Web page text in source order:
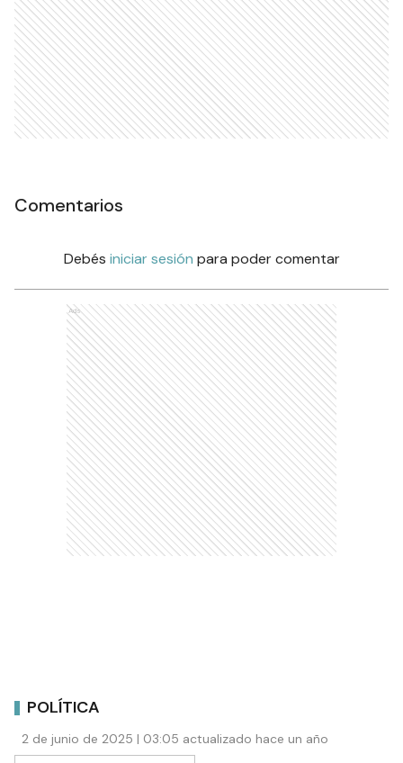
Comentarios
Debés iniciar sesión para poder comentar
Ads
POLÍTICA
2 de junio de 2025 | 03:05 actualizado hace un año